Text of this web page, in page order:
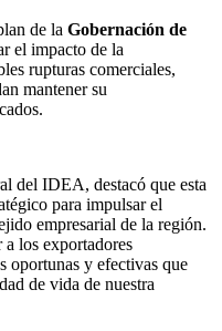
de la Gobernación de
el impacto de la
rupturas comerciales,
mantener su
del IDEA, destacó que esta
para impulsar el
empresarial de la región.
a los exportadores
oportunas y efectivas que
de vida de nuestra